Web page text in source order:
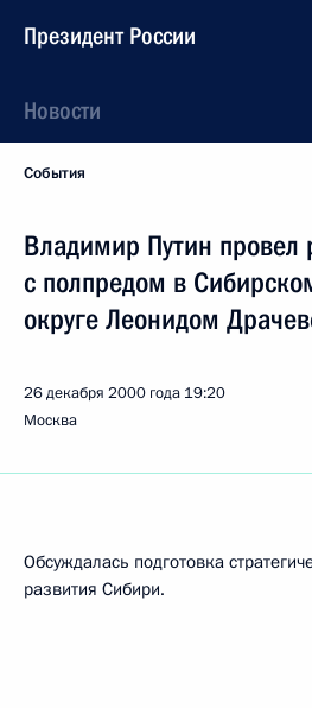
Президент России
Новости
События
Владимир Путин провел
с полпредом в
округе Леонидом
26 декабря 2000 года 19:20
Москва
Обсуждалась подготовка
развития Сибири.